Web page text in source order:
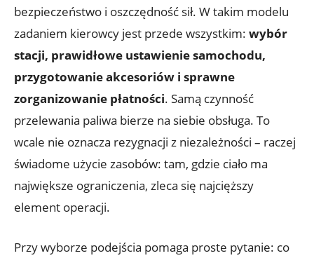
bezpieczeństwo i oszczędność sił. W takim modelu
zadaniem kierowcy jest przede wszystkim: wybór
stacji, prawidłowe ustawienie samochodu,
przygotowanie akcesoriów i sprawne
zorganizowanie płatności. Samą czynność
przelewania paliwa bierze na siebie obsługa. To
wcale nie oznacza rezygnacji z niezależności – raczej
świadome użycie zasobów: tam, gdzie ciało ma
największe ograniczenia, zleca się najcięższy
element operacji.
Przy wyborze podejścia pomaga proste pytanie: co